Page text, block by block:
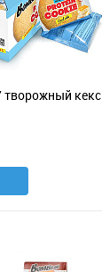
творожный кекс